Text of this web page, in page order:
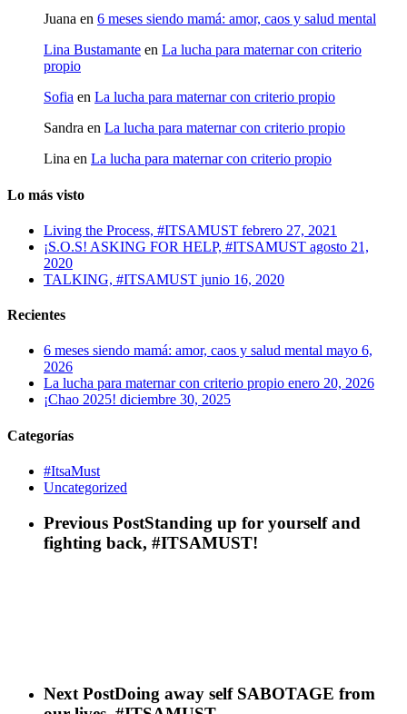
Juana en 6 meses siendo mamá: amor, caos y salud mental
Lina Bustamante en La lucha para maternar con criterio
propio
Sofia en La lucha para maternar con criterio propio
Sandra en La lucha para maternar con criterio propio
Lina en La lucha para maternar con criterio propio
Lo más visto
Living the Process, #ITSAMUST febrero 27, 2021
¡S.O.S! ASKING FOR HELP, #ITSAMUST agosto 21,
2020
TALKING, #ITSAMUST junio 16, 2020
Recientes
6 meses siendo mamá: amor, caos y salud mental mayo 6,
2026
La lucha para maternar con criterio propio enero 20, 2026
¡Chao 2025! diciembre 30, 2025
Categorías
#ItsaMust
Uncategorized
Previous PostStanding up for yourself and
fighting back, #ITSAMUST!
Next PostDoing away self SABOTAGE from